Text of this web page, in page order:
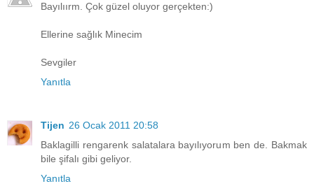
Bayılıırm. Çok güzel oluyor gerçekten:)
Ellerine sağlık Minecim
Sevgiler
Yanıtla
Tijen 26 Ocak 2011 20:58
Baklagilli rengarenk salatalara bayılıyorum ben de. Bakmak
bile şifalı gibi geliyor.
Yanıtla